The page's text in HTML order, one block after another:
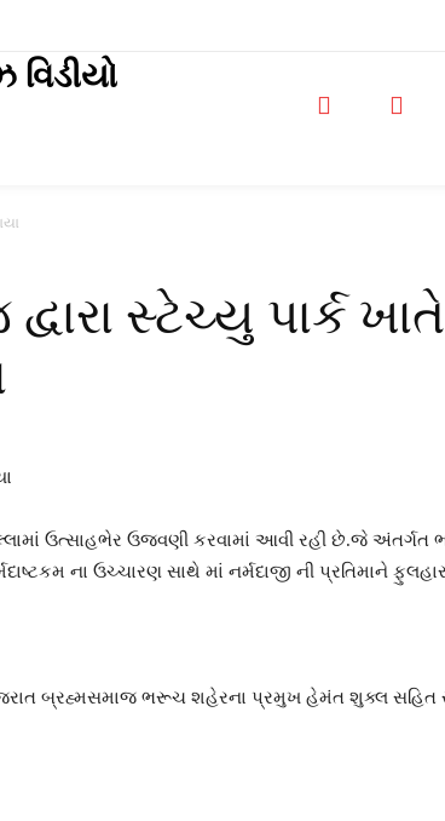
સ્ટેચ્યુ પાર્ક ખાતે
ઉત્સાહભેર ઉજવણી કરવામાં આવી રહી છે.જે અંતર્ગત
ના ઉચ્ચારણ સાથે માં નર્મદાજી ની પ્રતિમાને
બ્રહ્મસમાજ ભરૂચ શહેરના પ્રમુખ હેમંત શુક્લ સહિત